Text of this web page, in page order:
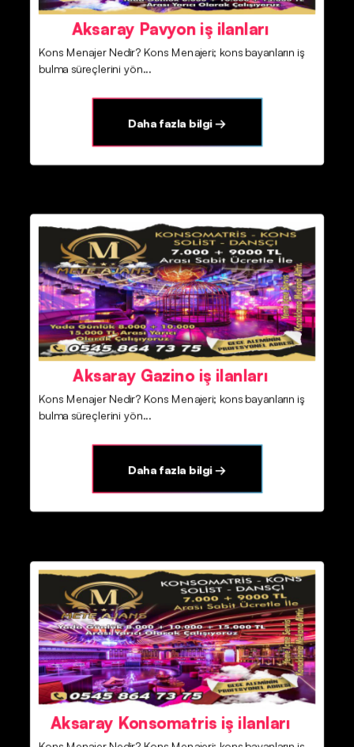
Aksaray Pavyon iş ilanları
Kons Menajer Nedir? Kons Menajeri; kons bayanların iş
bulma süreçlerini yön...
Daha fazla bilgi →
Aksaray Gazino iş ilanları
Kons Menajer Nedir? Kons Menajeri; kons bayanların iş
bulma süreçlerini yön...
Daha fazla bilgi →
Aksaray Konsomatris iş ilanları